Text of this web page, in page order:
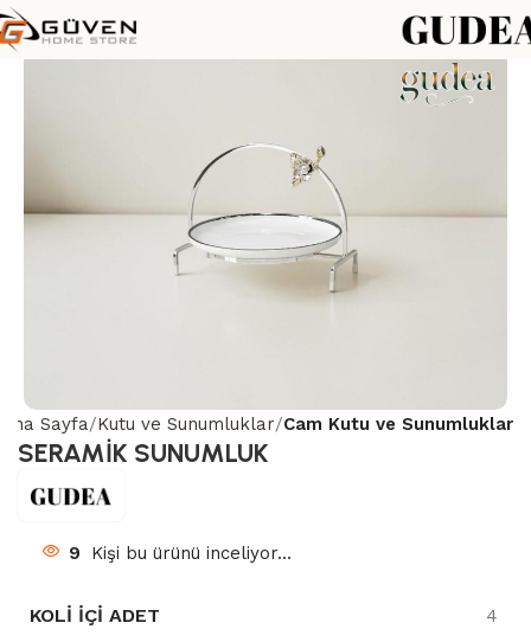
Ana Sayfa Kutu ve Sunumluklar Cam Kutu ve Sunumluklar
SERAMİK SUNUMLUK
9 Kişi bu ürünü inceliyor...
KOLI İÇI ADET 4